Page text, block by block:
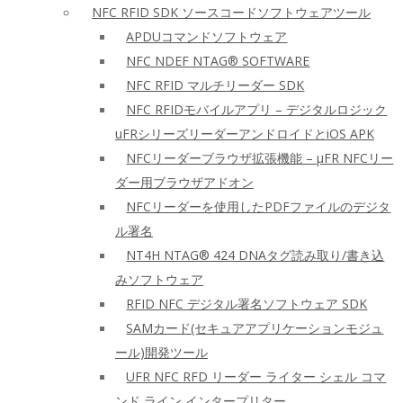
NFC RFID SDK ソースコードソフトウェアツール
APDUコマンドソフトウェア
NFC NDEF NTAG® SOFTWARE
NFC RFID マルチリーダー SDK
NFC RFIDモバイルアプリ – デジタルロジック
uFRシリーズリーダーアンドロイドとiOS APK
NFCリーダーブラウザ拡張機能 – μFR NFCリー
ダー用ブラウザアドオン
NFCリーダーを使用したPDFファイルのデジタ
ル署名
NT4H NTAG® 424 DNAタグ読み取り/書き込
みソフトウェア
RFID NFC デジタル署名ソフトウェア SDK
SAMカード(セキュアアプリケーションモジュ
ール)開発ツール
UFR NFC RFD リーダー ライター シェル コマ